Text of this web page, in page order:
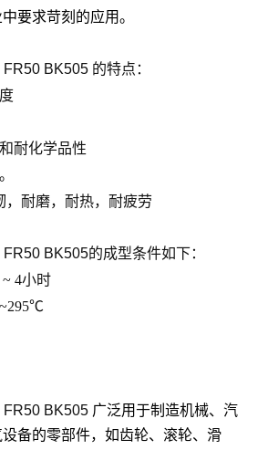
要求苛刻的应用。
FR50 BK505 的特点：
耐化学品性
，耐磨，耐热，耐疲劳
FR50 BK505的成型条件如下：
4小时
FR50 BK505 广泛用于制造机械、汽
备的零部件，如齿轮、滚轮、滑